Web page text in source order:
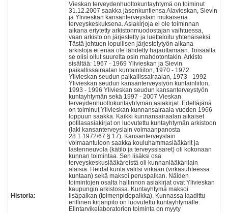
Historia:
Vieskan terveydenhuoltokuntayhtymä on toiminut
31.12.2007 saakka jäsenkuntiensa Alavieskan, Sievin
ja Ylivieskan kansanterveyslain mukaisena
terveyskeskuksena. Asiakirjoja ei ole toiminnan
aikana eriytetty arkistonmuodostajan vaihtuessa,
vaan arkisto on järjestetty ja luetteloitu yhtenäiseksi.
Tästä johtuen lopullisen järjestelytyön aikana
arkistoja ei enää ole lähdetty hajauttamaan. Toisaalta
se olisi ollut suurelta osin mahdotontakin. Arkisto
sisältää: 1967 - 1969 Ylivieskan ja Sievin
paikallissairaalan kuntainliiton, 1970 - 1972
Ylivieskan seudun paikallissairaalan, 1973 - 1992
Ylivieskan seudun kansanterveystyön kuntainliiton,
1993 - 1996 Ylivieskan seudun kansanterveystyön
kuntayhtymän sekä 1997 - 2007 Vieskan
terveydenhuoltokuntayhtymän asiakirjat. Edeltäjänä
on toiminut Ylivieskan kunnansairaala vuoden 1966
loppuun saakka. Kaikki kunnansairaalan aikaiset
potilasasiakirjat on luovutettu kuntayhtymän arkistoon
(laki kansanterveyslain voimaanpanosta
28.1.1972/67 § 17). Kansanterveyslain
voimaantuloon saakka kouluhammaslääkärit ja
lastenneuvola (kätilö ja terveyssisaret) oli kokonaan
kunnan toimintaa. Sen lisäksi osa
terveyskeskuslääkäreistä oli kunnanlääkärilain
alaisia. Heidät kunta valitsi virkaan (virkasuhteessa
kuntaan) sekä maksoi peruspalkan. Näiden
toimintojen osalta hallinnon asiakirjat ovat Ylivieskan
kaupungin arkistossa. Kuntayhtymä maksoi
lisäpalkan (toimenpidepalkka). Kunnassa laadittu
erillinen kirjanpito on luovutettu kuntayhtymälle.
Elintarvikelaboratorion toiminta on myyty